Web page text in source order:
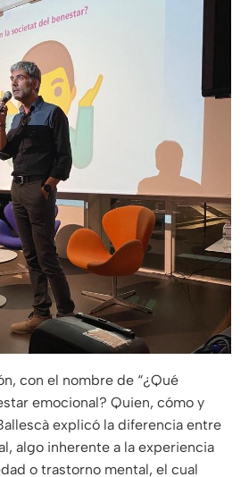
con el nombre de “¿Qué
emocional? Quien, cómo y
explicó la diferencia entre
algo inherente a la experiencia
o trastorno mental, el cual